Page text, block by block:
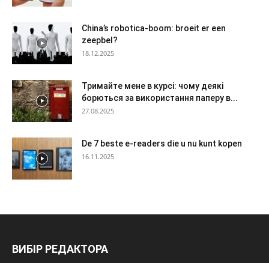
China’s robotica-boom: broeit er een
zeepbel?
18.12.2025
Тримайте мене в курсі: чому деякі
борються за використання паперу в...
27.08.2025
De 7 beste e-readers die u nu kunt kopen
16.11.2025
ВИБІР РЕДАКТОРА